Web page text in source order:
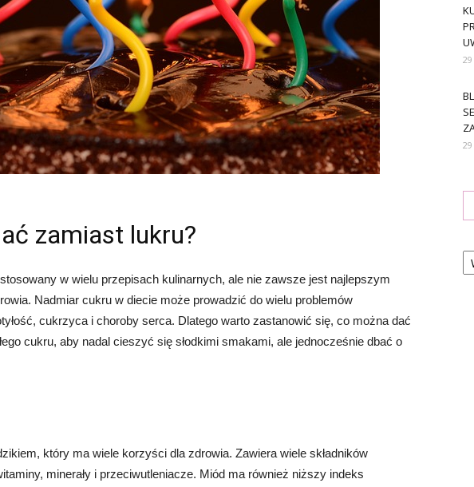
zamiast lukru?
w wielu przepisach kulinarnych, ale nie zawsze jest najlepszym
Nadmiar cukru w diecie może prowadzić do wielu problemów
cukrzyca i choroby serca. Dlatego warto zastanowić się, co można dać
cukru, aby nadal cieszyć się słodkimi smakami, ale jednocześnie dbać o
który ma wiele korzyści dla zdrowia. Zawiera wiele składników
minerały i przeciwutleniacze. Miód ma również niższy indeks